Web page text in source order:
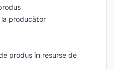
producător
produs în resurse de